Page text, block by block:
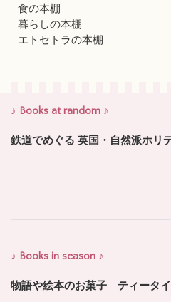
食の本棚
暮らしの本棚
エトセトラの本棚
♪ Books at random ♪
鉄道でめぐる 英国・自然派ホリ
♪ Books in season ♪
物語や絵本のお菓子 ティータ